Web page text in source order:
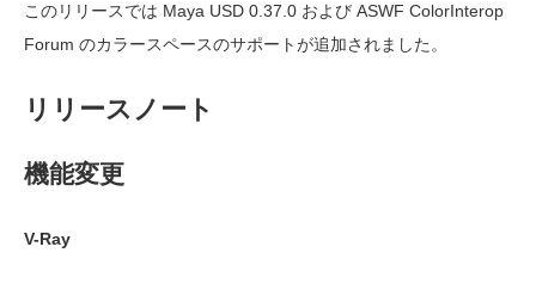
このリリースでは Maya USD 0.37.0 および ASWF ColorInterop
Forum のカラースペースのサポートが追加されました。
リリースノート
機能変更
V-Ray